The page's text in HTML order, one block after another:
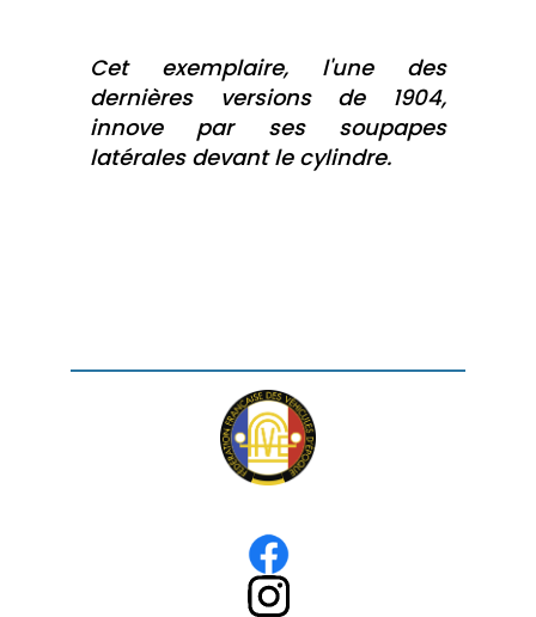
Cet exemplaire, l'une des
dernières versions de 1904,
innove par ses soupapes
latérales devant le cylindre.